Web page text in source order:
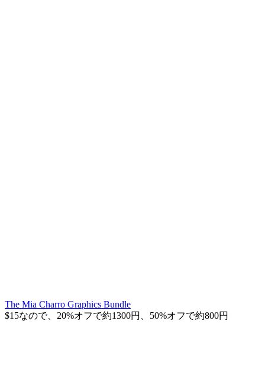
The Mia Charro Graphics Bundle
$15なので、20%オフで約1300円、50%オフで約800円